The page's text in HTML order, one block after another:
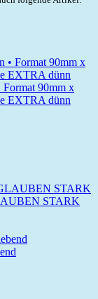
Format 90mm x
EXTRA dünn
STARK